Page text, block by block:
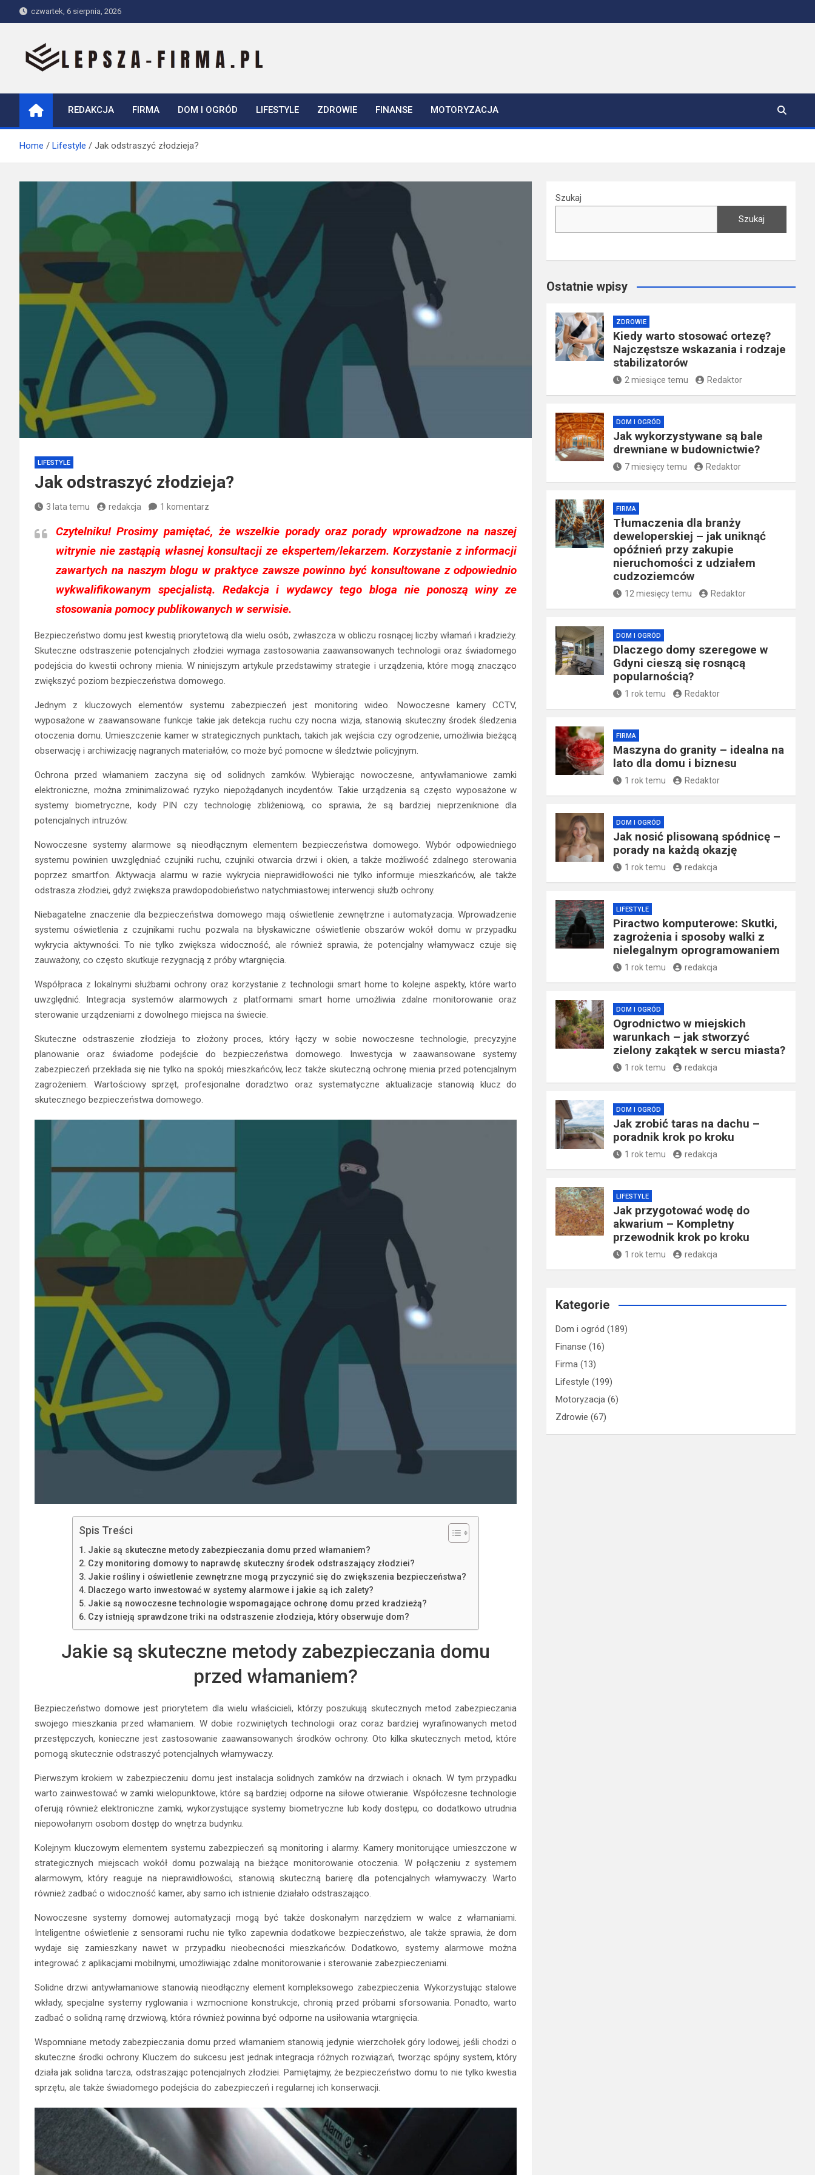
to
czwartek, 6 sierpnia, 2026
Lepsza-firma.pl
REDAKCJA FIRMA DOM I OGRÓD LIFESTYLE ZDROWIE FINANSE MOTORYZACJA
Home Lifestyle Jak odstraszyć złodzieja?
LIFESTYLE
Jak odstraszyć złodzieja?
3 lata temu redakcja 1 komentarz
Czytelniku!Prosimy pamiętać, że wszelkie porady oraz porady wprowadzone na naszej
witrynie nie zastąpią własnej konsultacji ze ekspertem/lekarzem. Korzystanie z informacji
zawartych na naszym blogu w praktyce zawsze powinno być konsultowane z odpowiednio
wykwalifikowanym specjalistą. Redakcja i wydawcy tego bloga nie ponoszą winy ze
stosowania pomocy publikowanych w serwisie.
Bezpieczeństwo domu jest kwestią priorytetową dla wielu osób, zwłaszcza w obliczu rosnącej liczby włamań i kradzieży.
Skuteczne odstraszenie potencjalnych złodziei wymaga zastosowania zaawansowanych technologii oraz świadomego
podejścia do kwestii ochrony mienia. W niniejszym artykule przedstawimy strategie i urządzenia, które mogą znacząco
zwiększyć poziom bezpieczeństwa domowego.
Jednym z kluczowych elementów systemu zabezpieczeń jest monitoring wideo. Nowoczesne kamery CCTV,
wyposażone w zaawansowane funkcje takie jak detekcja ruchu czy nocna wizja, stanowią skuteczny środek śledzenia
otoczenia domu. Umieszczenie kamer w strategicznych punktach, takich jak wejścia czy ogrodzenie, umożliwia bieżącą
obserwację i archiwizację nagranych materiałów, co może być pomocne w śledztwie policyjnym.
Ochrona przed włamaniem zaczyna się od solidnych zamków. Wybierając nowoczesne, antywłamaniowe zamki
elektroniczne, można zminimalizować ryzyko niepożądanych incydentów. Takie urządzenia są często wyposażone w
systemy biometryczne, kody PIN czy technologię zbliżeniową, co sprawia, że są bardziej nieprzeniknione dla
potencjalnych intruzów.
Nowoczesne systemy alarmowe są nieodłącznym elementem bezpieczeństwa domowego. Wybór odpowiedniego
systemu powinien uwzględniać czujniki ruchu, czujniki otwarcia drzwi i okien, a także możliwość zdalnego sterowania
poprzez smartfon. Aktywacja alarmu w razie wykrycia nieprawidłowości nie tylko informuje mieszkańców, ale także
odstrasza złodziei, gdyż zwiększa prawdopodobieństwo natychmiastowej interwencji służb ochrony.
Niebagatelne znaczenie dla bezpieczeństwa domowego mają oświetlenie zewnętrzne i automatyzacja. Wprowadzenie
systemu oświetlenia z czujnikami ruchu pozwala na błyskawiczne oświetlenie obszarów wokół domu w przypadku
wykrycia aktywności. To nie tylko zwiększa widoczność, ale również sprawia, że potencjalny włamywacz czuje się
zauważony, co często skutkuje rezygnacją z próby wtargnięcia.
Współpraca z lokalnymi służbami ochrony oraz korzystanie z technologii smart home to kolejne aspekty, które warto
uwzględnić. Integracja systemów alarmowych z platformami smart home umożliwia zdalne monitorowanie oraz
sterowanie urządzeniami z dowolnego miejsca na świecie.
Skuteczne odstraszenie złodzieja to złożony proces, który łączy w sobie nowoczesne technologie, precyzyjne
planowanie oraz świadome podejście do bezpieczeństwa domowego. Inwestycja w zaawansowane systemy
zabezpieczeń przekłada się nie tylko na spokój mieszkańców, lecz także skuteczną ochronę mienia przed potencjalnym
zagrożeniem. Wartościowy sprzęt, profesjonalne doradztwo oraz systematyczne aktualizacje stanowią klucz do
skutecznego bezpieczeństwa domowego.
Spis Treści
Jakie są skuteczne metody zabezpieczania domu przed włamaniem?
Czy monitoring domowy to naprawdę skuteczny środek odstraszający złodziei?
Jakie rośliny i oświetlenie zewnętrzne mogą przyczynić się do zwiększenia bezpieczeństwa?
Dlaczego warto inwestować w systemy alarmowe i jakie są ich zalety?
Jakie są nowoczesne technologie wspomagające ochronę domu przed kradzieżą?
Czy istnieją sprawdzone triki na odstraszenie złodzieja, który obserwuje dom?
Jakie są skuteczne metody zabezpieczania domu
przed włamaniem?
Bezpieczeństwo domowe jest priorytetem dla wielu właścicieli, którzy poszukują skutecznych metod zabezpieczania
swojego mieszkania przed włamaniem. W dobie rozwiniętych technologii oraz coraz bardziej wyrafinowanych metod
przestępczych, konieczne jest zastosowanie zaawansowanych środków ochrony. Oto kilka skutecznych metod, które
pomogą skutecznie odstraszyć potencjalnych włamywaczy.
Pierwszym krokiem w zabezpieczeniu domu jest instalacja solidnych zamków na drzwiach i oknach. W tym przypadku
warto zainwestować w zamki wielopunktowe, które są bardziej odporne na siłowe otwieranie. Współczesne technologie
oferują również elektroniczne zamki, wykorzystujące systemy biometryczne lub kody dostępu, co dodatkowo utrudnia
niepowołanym osobom dostęp do wnętrza budynku.
Kolejnym kluczowym elementem systemu zabezpieczeń są monitoring i alarmy. Kamery monitorujące umieszczone w
strategicznych miejscach wokół domu pozwalają na bieżące monitorowanie otoczenia. W połączeniu z systemem
alarmowym, który reaguje na nieprawidłowości, stanowią skuteczną barierę dla potencjalnych włamywaczy. Warto
również zadbać o widoczność kamer, aby samo ich istnienie działało odstraszająco.
Nowoczesne systemy domowej automatyzacji mogą być także doskonałym narzędziem w walce z włamaniami.
Inteligentne oświetlenie z sensorami ruchu nie tylko zapewnia dodatkowe bezpieczeństwo, ale także sprawia, że dom
wydaje się zamieszkany nawet w przypadku nieobecności mieszkańców. Dodatkowo, systemy alarmowe można
integrować z aplikacjami mobilnymi, umożliwiając zdalne monitorowanie i sterowanie zabezpieczeniami.
Solidne drzwi antywłamaniowe stanowią nieodłączny element kompleksowego zabezpieczenia. Wykorzystując stalowe
wkłady, specjalne systemy ryglowania i wzmocnione konstrukcje, chronią przed próbami sforsowania. Ponadto, warto
zadbać o solidną ramę drzwiową, która również powinna być odporne na usiłowania wtargnięcia.
Wspomniane metody zabezpieczania domu przed włamaniem stanowią jedynie wierzchołek góry lodowej, jeśli chodzi o
skuteczne środki ochrony. Kluczem do sukcesu jest jednak integracja różnych rozwiązań, tworząc spójny system, który
działa jak solidna tarcza, odstraszając potencjalnych złodziei. Pamiętajmy, że bezpieczeństwo domu to nie tylko kwestia
sprzętu, ale także świadomego podejścia do zabezpieczeń i regularnej ich konserwacji.
Szukaj
Szukaj
Ostatnie wpisy
ZDROWIE
Kiedy warto stosować ortezę?
Najczęstsze wskazania i rodzaje
stabilizatorów
2 miesiące temu Redaktor
DOM I OGRÓD
Jak wykorzystywane są bale
drewniane w budownictwie?
7 miesięcy temu Redaktor
FIRMA
Tłumaczenia dla branży
deweloperskiej – jak uniknąć
opóźnień przy zakupie
nieruchomości z udziałem
cudzoziemców
12 miesięcy temu Redaktor
DOM I OGRÓD
Dlaczego domy szeregowe w
Gdyni cieszą się rosnącą
popularnością?
1 rok temu Redaktor
FIRMA
​Maszyna do granity – idealna na
lato dla domu i biznesu
1 rok temu Redaktor
DOM I OGRÓD
Jak nosić plisowaną spódnicę –
porady na każdą okazję
1 rok temu redakcja
LIFESTYLE
Piractwo komputerowe: Skutki,
zagrożenia i sposoby walki z
nielegalnym oprogramowaniem
1 rok temu redakcja
DOM I OGRÓD
Ogrodnictwo w miejskich
warunkach – jak stworzyć
zielony zakątek w sercu miasta?
1 rok temu redakcja
DOM I OGRÓD
Jak zrobić taras na dachu –
poradnik krok po kroku
1 rok temu redakcja
LIFESTYLE
Jak przygotować wodę do
akwarium – Kompletny
przewodnik krok po kroku
1 rok temu redakcja
Kategorie
Dom i ogród (189)
Finanse (16)
Firma (13)
Lifestyle (199)
Motoryzacja (6)
Zdrowie (67)